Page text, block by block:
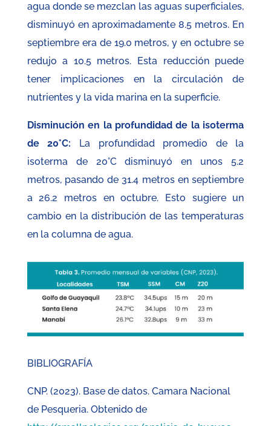
agua donde se mezclan las aguas superficiales,
disminuyó en aproximadamente 8.5 metros. En
septiembre era de 19.0 metros, y en octubre se
redujo a 10.5 metros. Esta reducción puede
tener implicaciones en la circulación de
nutrientes y la vida marina en la superficie.
Disminución en la profundidad de la isoterma
de 20°C: La profundidad promedio de la
isoterma de 20°C disminuyó en unos 5.2
metros, pasando de 31.4 metros en septiembre
a 26.2 metros en octubre. Esto sugiere un
cambio en la distribución de las temperaturas
en la columna de agua.
BIBLIOGRAFÍA
CNP. (2023). Base de datos. Camara Nacional
de Pesqueria. Obtenido de